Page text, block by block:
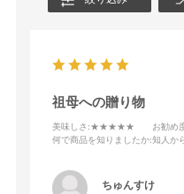
祖母への贈り物
美味しさ :★★★★★ お勧め
何で商品を知りましたか:知人か
ちゅんすけ